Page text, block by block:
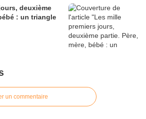
deuxième
: un triangle
un commentaire